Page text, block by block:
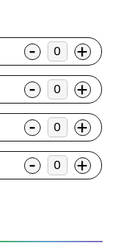
- +
- +
- +
- +